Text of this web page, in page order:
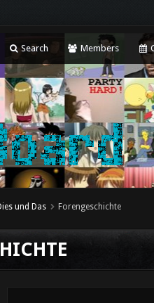
Search Members
und Das Forengeschichte